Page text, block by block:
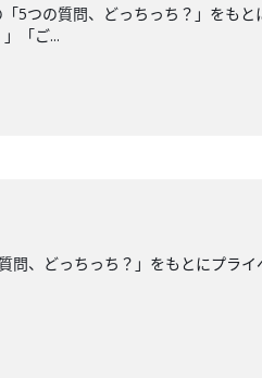
5つの質問、どっちっち？」をも
「ご...
、どっちっち？」をもとにプラ